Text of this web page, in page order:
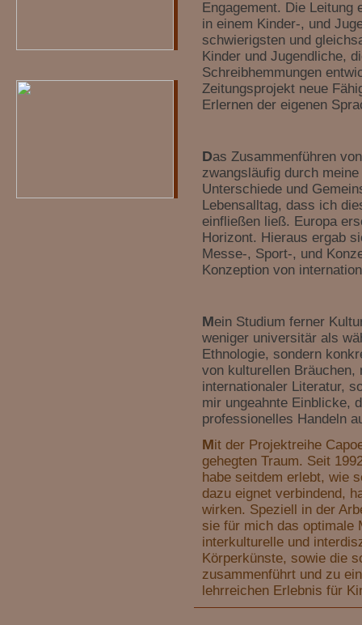
führen zu einem guten
Selbsteinschätzung.
Selbstausdruck und
kämpferischen Situation.
zu, so dass die Kinder
auszuweichen und zu einem
Capoeira lebt von der
gemischt mit Techniken und
Kommunikation durch den
Rhythmus. Capoeira wird
Spielen der Capoeira -
Lebensfreude. Durch
Perkussions-Instrumenten
dem das Capoeira-Spiel
Bewegungen der Spieler
Spieler übertragen und
In der Capoeira wird
ungewöhnliche
Engagement. Die Leitung
in einem Kinder-, und
schwierigsten und
Kinder und Jugendliche,
Schreibhemmungen
Zeitungsprojekt neue
Erlernen der eigenen
Das Zusammenführen
zwangsläufig durch
Unterschiede und
Lebensalltag, dass ich
einfließen ließ. Europa
Horizont. Hieraus ergab
Messe-, Sport-, und
Konzeption von
Mein Studium ferner
weniger universitär als
Ethnologie, sondern
von kulturellen
internationaler Literatur,
mir ungeahnte Einblicke,
professionelles Handeln
Mit der Projektreihe
gehegten Traum. Seit
habe seitdem erlebt, wie
dazu eignet verbindend,
wirken. Speziell in der
sie für mich das optimale
interkulturelle und
Körperkünste, sowie die
zusammenführt und zu
lehrreichen Erlebnis für